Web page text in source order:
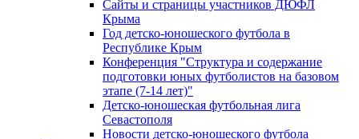
Сайты и страницы участников ДЮФЛ
Крыма
Год детско-юношеского футбола в
Республике Крым
Конференция "Структура и содержание
подготовки юных футболистов на базовом
этапе (7-14 лет)"
Детско-юношеская футбольная лига
Севастополя
Новости детско-юношеского футбола